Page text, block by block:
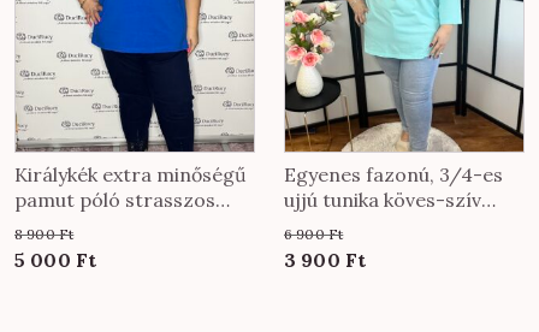
Királykék extra minőségű
pamut póló strasszos
virágdísszel
8 900Ft
Original
5 000 FtCurrent
több
variációja
van.
A
változatok
a
termékoldalon
választhatók
ki
Egyenes fazonú, 3/4-es
ujjú tunika köves-szív
díszítéssel menta színben
6 900Ft
Original
3 900 FtCurrent